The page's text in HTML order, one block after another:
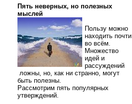
Пять неверных, но полезных
мыслей
Пользу можно
находить почти
во всём.
Множество
идей и
рассуждений
ложны, но, как ни странно, могут
быть полезны.
Рассмотрим пять популярных
утверждений.